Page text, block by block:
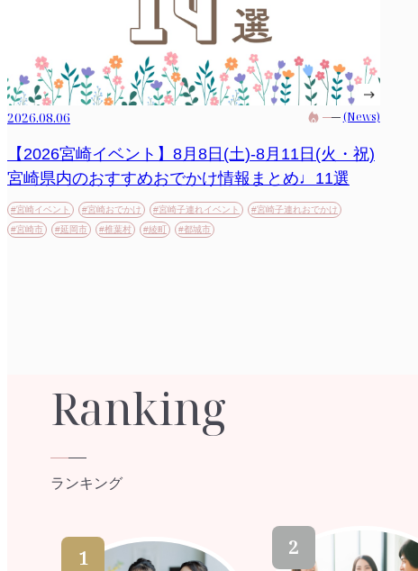
2026.08.06 (News)
【2026宮崎イベント】8月8日(土)-8月11日(火・祝)
宮崎県内のおすすめおでかけ情報まとめ♩11選
#宮崎イベント #宮崎おでかけ #宮崎子連れイベント
#宮崎子連れおでかけ
#宮崎市
#延岡市 #椎葉村 #綾町 #都城市
Ranking
ランキング